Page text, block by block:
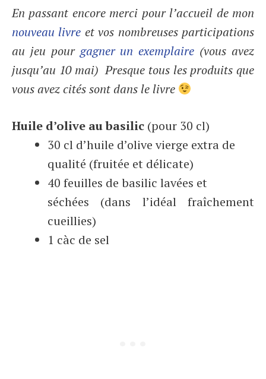
En passant encore merci pour l’accueil de mon
nouveau livre et vos nombreuses participations
au jeu pour gagner un exemplaire (vous avez
jusqu’au 10 mai) Presque tous les produits que
vous avez cités sont dans le livre
Huile d’olive au basilic (pour 30 cl)
30 cl d’huile d’olive vierge extra de
qualité (fruitée et délicate)
40 feuilles de basilic lavées et
séchées (dans l’idéal fraîchement
cueillies)
1 càc de sel